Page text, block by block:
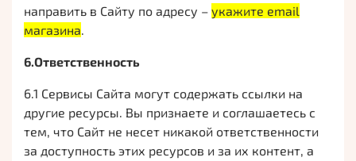
направить в Сайту по адресу – укажите email
магазина.
6.Ответственность
6.1 Сервисы Сайта могут содержать ссылки на
другие ресурсы. Вы признаете и соглашаетесь с
тем, что Сайт не несет никакой ответственности
за доступность этих ресурсов и за их контент, а